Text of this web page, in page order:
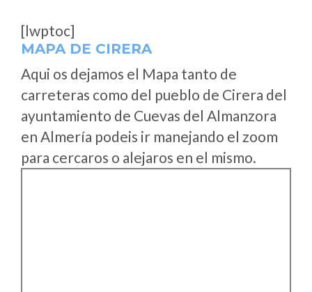
[lwptoc]
MAPA DE CIRERA
Aqui os dejamos el Mapa tanto de
carreteras como del pueblo de Cirera del
ayuntamiento de Cuevas del Almanzora
en Almería podeis ir manejando el zoom
para cercaros o alejaros en el mismo.